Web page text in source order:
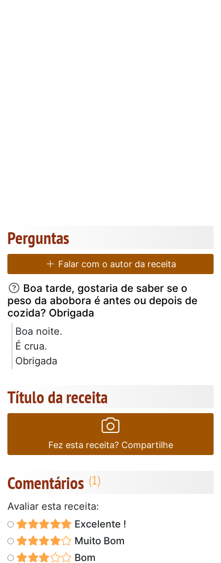
Perguntas
Falar com o autor da receita
Boa tarde, gostaria de saber se o
peso da abobora é antes ou depois de
cozida? Obrigada
Boa noite.
É crua.
Obrigada
Título da receita
Fez esta receita? Compartilhe
Comentários
Avaliar esta receita:
Excelente !
Muito Bom
Bom